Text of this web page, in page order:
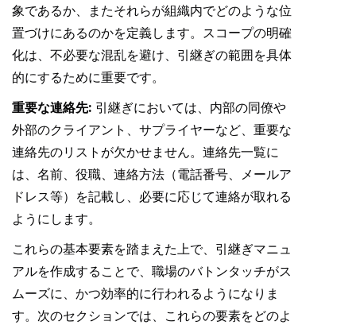
象であるか、またそれらが組織内でどのような位
置づけにあるのかを定義します。スコープの明確
化は、不必要な混乱を避け、引継ぎの範囲を具体
的にするために重要です。
重要な連絡先: 引継ぎにおいては、内部の同僚や
外部のクライアント、サプライヤーなど、重要な
連絡先のリストが欠かせません。連絡先一覧に
は、名前、役職、連絡方法（電話番号、メールア
ドレス等）を記載し、必要に応じて連絡が取れる
ようにします。
これらの基本要素を踏まえた上で、引継ぎマニュ
アルを作成することで、職場のバトンタッチがス
ムーズに、かつ効率的に行われるようになりま
す。次のセクションでは、これらの要素をどのよ